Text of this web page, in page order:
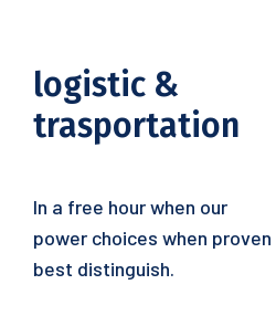
logistic &
trasportation
In a free hour when our
power choices when proven
best distinguish.